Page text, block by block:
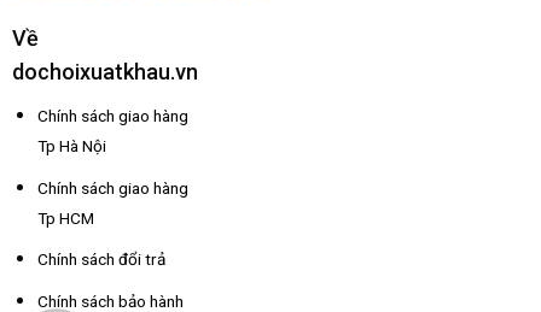
Về
dochoixuatkhau.vn
Chính sách giao hàng
Tp Hà Nội
Chính sách giao hàng
Tp HCM
Chính sách đổi trả
Chính sách bảo hành